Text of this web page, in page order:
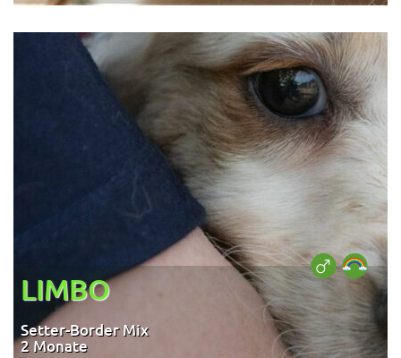
LIMBO
Setter-Border Mix
2 Monate